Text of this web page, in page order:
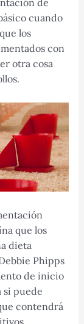
de
cuando
los
con
otra cosa
que los
dieta
Phipps
de inicio
si puede
contendrá